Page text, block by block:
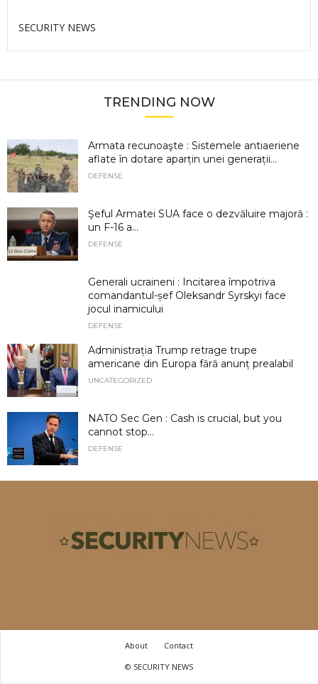
SECURITY NEWS
TRENDING NOW
Armata recunoaşte : Sistemele antiaeriene
aflate în dotare aparțin unei generații...
DEFENSE
Şeful Armatei SUA face o dezvăluire majoră :
un F-16 a...
DEFENSE
Generali ucraineni : Incitarea împotriva
comandantul-șef Oleksandr Syrskyi face
jocul inamicului
DEFENSE
Administrația Trump retrage trupe
americane din Europa fără anunț prealabil
UNCATEGORIZED
NATO Sec Gen : Cash is crucial, but you
cannot stop...
DEFENSE
About
Contact
© SECURITY NEWS